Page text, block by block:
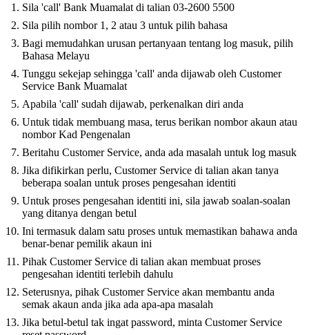
Sila 'call' Bank Muamalat di talian 03-2600 5500
Sila pilih nombor 1, 2 atau 3 untuk pilih bahasa
Bagi memudahkan urusan pertanyaan tentang log masuk, pilih
Bahasa Melayu
Tunggu sekejap sehingga 'call' anda dijawab oleh Customer
Service Bank Muamalat
Apabila 'call' sudah dijawab, perkenalkan diri anda
Untuk tidak membuang masa, terus berikan nombor akaun atau
nombor Kad Pengenalan
Beritahu Customer Service, anda ada masalah untuk log masuk
Jika difikirkan perlu, Customer Service di talian akan tanya
beberapa soalan untuk proses pengesahan identiti
Untuk proses pengesahan identiti ini, sila jawab soalan-soalan
yang ditanya dengan betul
Ini termasuk dalam satu proses untuk memastikan bahawa anda
benar-benar pemilik akaun ini
Pihak Customer Service di talian akan membuat proses
pengesahan identiti terlebih dahulu
Seterusnya, pihak Customer Service akan membantu anda
semak akaun anda jika ada apa-apa masalah
Jika betul-betul tak ingat password, minta Customer Service